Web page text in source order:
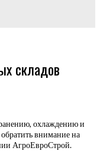
складов
охлаждению и
внимание на
АгроЕвроСтрой.